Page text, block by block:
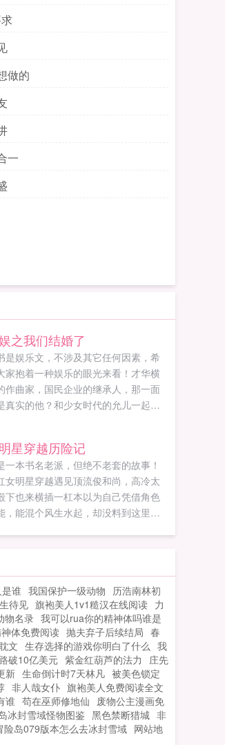
做的
一
之我们结婚了
是娱乐文，不涉及其它任何因素，希
家抱着一种娱乐的眼光来看！才华横
作曲家，国民企业的继承人，那一面
真实的他？和少女时代的允儿一起参
以姐夫妹夫的身份和少女时代的交往
会有什么样的故事发生呢？为KARA，
创作歌曲，会不会引起少女们的嫉
这本书没有太多大家都看过的黑海，
，全收三件套，只有简单单纯的爱情
。如果大家这种类型的韩娱看多了，
现在新书期，您的每一个收藏都很宝
每一个路过的朋友，请随手点一下收
书，您不经意间的支持，将会给我很
帮助。韩娱之我们结婚了一群
。加群时请注明是韩娱之我们
了书友，谢谢！...
星穿越历险记
一本书名老派，但绝不老套的故事！
女明星穿越遇见顶流俊和尚，高冷太
下也来横插一杠本以为自己凭借角色
，能混个风生水起，却没料到这里世
说了我不喜欢你，就是不会喜欢上
！！...
谁 我国保护一级动物 历浩南林初
待见 旗袍美人1v1糙汉在线阅读 力
物名录 我可以rua你的精神体吗谁是
体免费阅读 抛夫弃子后续结局 春
文 生存选择的游戏你明白了什么 我
破10亿美元 紫金红葫芦的法力
庄先
新 生命倒计时7天林凡 被美色锁定
非人哉女仆 旗袍美人免费阅读全文
谁 苟在巫师修地仙 废物公主漫画免
冰封雪域怪物图鉴 黑色禁断猎城 非
险岛079版本怎么去冰封雪域 网站地